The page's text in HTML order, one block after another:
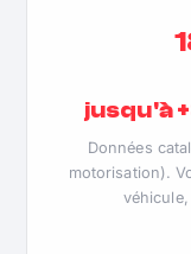
jusqu'à
Données
motorisation).